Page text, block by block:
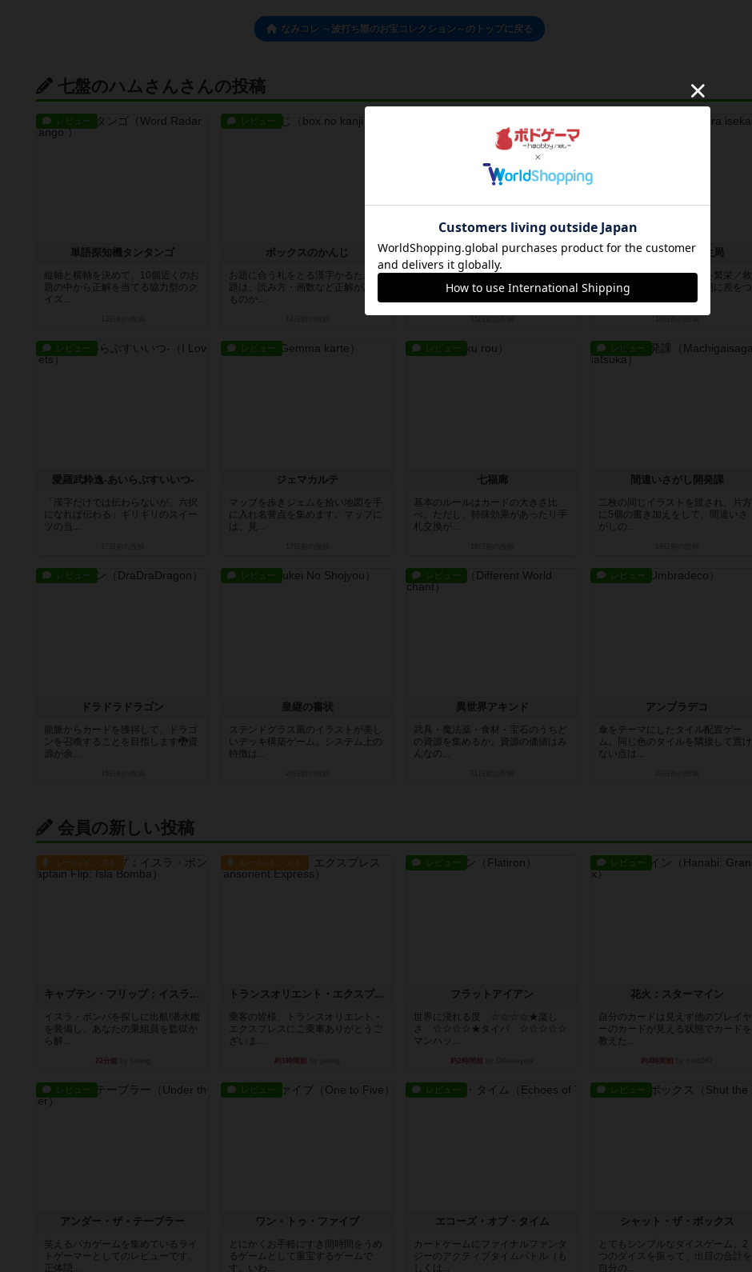
なみコレ ～波打ち際のお宝コレクション～のトップに戻る
七盤のハムさんさんの投稿
レビュー
単語探知機タンタンゴ
縦軸と横軸を決めて、10個近くのお
題の中から正解を当てる協力型のク
イズ...
レビュー
ボックスのかんじ
お題に合う札をとる漢字かるた。お
題は、読み方・画数など正解がある
ものか...
ストリームスクロス
ダイスを振って、一直線に上から
下、左から右に数字が大きくなるよ
こちら異世界転生局
新人女神となって、世界を繁栄／救
済していく。ただし、同期に差をつ
けられ...
レビュー
愛羅武粋逸-あいらぶすいいつ-
「漢字だけでは伝わらないが、六択
になれば伝わる」ギリギリのスイー
ツの当...
レビュー
ジェマカルテ
マップを歩きジェムを拾い地図を手
に入れ名誉点を集めます。マップに
は、見...
レビュー
七福廊
基本のルールはカードの大きさ比
べ。ただし、特殊効果があったり手
札交換が...
レビュー
間違いさがし開発課
二枚の同じイラストを渡され、片方
に5個の書き加えをして、間違いさ
がしの...
レビュー
ドラドラドラゴン
龍脈からカードを獲得して、ドラゴ
ンを召喚することを目指します🐉資
源が余...
レビュー
皇継の書状
ステンドグラス風のイラストが美し
いデッキ構築ゲーム。システム上の
特徴は...
レビュー
異世界アキンド
武具・魔法薬・食材・宝石のうちど
の資源を集めるか。資源の価値はみ
んなの...
レビュー
アンブラデコ
傘をテーマにしたタイル配置ゲー
ム。同じ色のタイルを隣接して置け
ない点は...
会員の新しい投稿
ルール/インスト
キャプテン・フリップ：イスラ・ボンバ
イスラ・ボンバを探しに出航!潜水艦
を装備し、あなたの乗組員を監獄か
ら解...
22分前
ルール/インスト
トランスオリエント・エクスプレス
乗客の皆様、トランスオリエント・
エクスプレスにご乗車ありがとうご
ざいま...
約1時間前
レビュー
フラットアイアン
世界に浸れる度 ☆☆☆☆★楽し
さ ☆☆☆☆★タイパ ☆☆☆☆☆
マンハッ...
約2時間前
レビュー
花火：スターマイン
自分のカードは見えず他のプレイヤ
ーのカードが見える状態でカードを
教えた...
約4時間前
レビュー
アンダー・ザ・テーブラー
笑えるバカゲームを集めているライ
トゲーマーとしてのレビューです。
正体隠...
レビュー
ワン・トゥ・ファイブ
とにかくお手軽にすき間時間をうめ
るゲームとして重宝するゲームで
す。いわ...
レビュー
エコーズ・オブ・タイム
カードゲームにファイナルファンタ
ジーのアクティブタイムバトル（も
しくは...
レビュー
シャット・ザ・ボックス
とてもシンプルなダイスゲーム。2
つのダイスを振って、出目の合計を
自分の...